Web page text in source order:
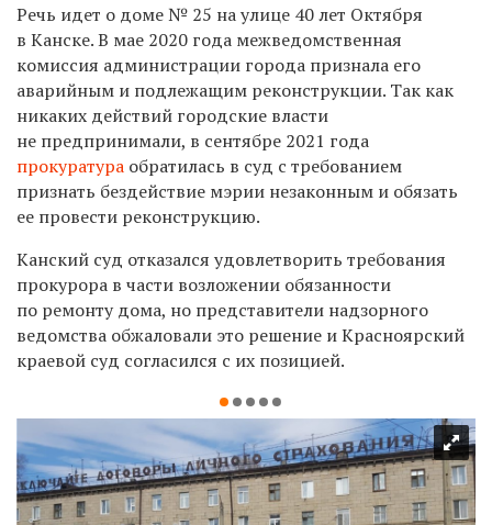
Речь идет о доме № 25 на улице 40 лет Октября
в Канске. В мае 2020 года межведомственная
комиссия администрации города признала его
аварийным и подлежащим реконструкции. Так как
никаких действий городские власти
не предпринимали, в сентябре 2021 года
прокуратура обратилась в суд с требованием
признать бездействие мэрии незаконным и обязать
ее провести реконструкцию.
Канский суд отказался удовлетворить требования
прокурора в части возложении обязанности
по ремонту дома, но представители надзорного
ведомства обжаловали это решение и Красноярский
краевой суд согласился с их позицией.